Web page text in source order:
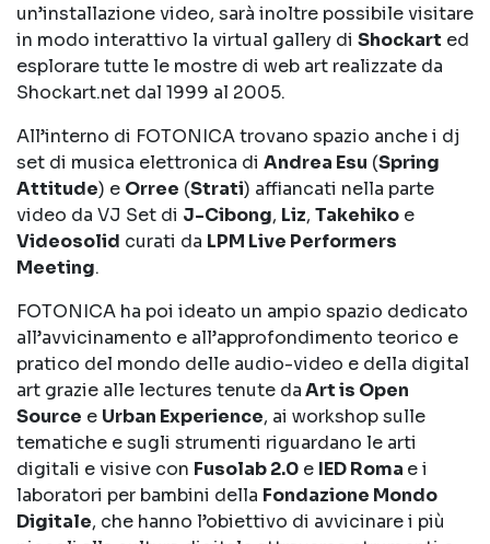
un’installazione video, sarà inoltre possibile visitare
in modo interattivo la virtual gallery di Shockart ed
esplorare tutte le mostre di web art realizzate da
Shockart.net dal 1999 al 2005.
All’interno di FOTONICA trovano spazio anche i dj
set di musica elettronica di Andrea Esu (Spring
Attitude) e Orree (Strati) affiancati nella parte
video da VJ Set di J-Cibong, Liz, Takehiko e
Videosolid curati da LPM Live Performers
Meeting.
FOTONICA ha poi ideato un ampio spazio dedicato
all’avvicinamento e all’approfondimento teorico e
pratico del mondo delle audio-video e della digital
art grazie alle lectures tenute daArt is Open
Source e Urban Experience, ai workshop sulle
tematiche e sugli strumenti riguardano le arti
digitali e visive con Fusolab 2.0 e IED Roma e i
laboratori per bambini della Fondazione Mondo
Digitale, che hanno l’obiettivo di avvicinare i più